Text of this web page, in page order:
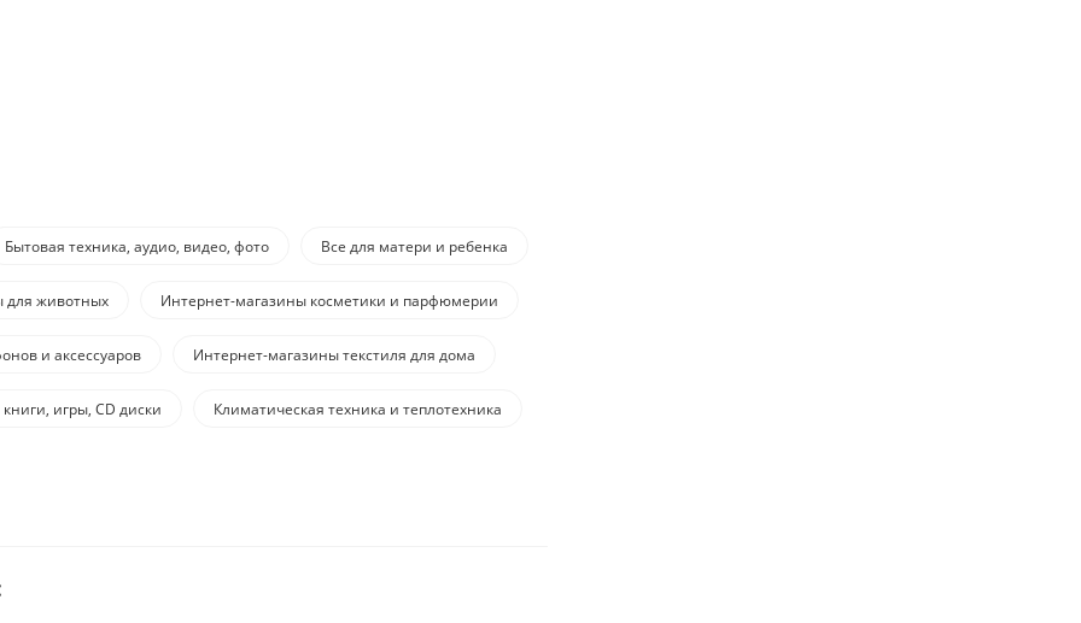
Бытовая техника, аудио, видео, фото Все для матери и ребенка
для животных Интернет-магазины косметики и парфюмерии
и аксессуаров Интернет-магазины текстиля для дома
игры, CD диски Климатическая техника и теплотехника